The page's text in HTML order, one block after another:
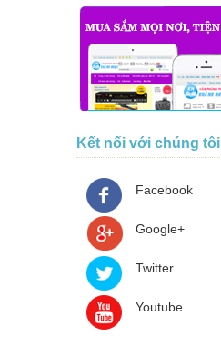
Kết nối với chúng tôi
Facebook
Google+
Twitter
Youtube